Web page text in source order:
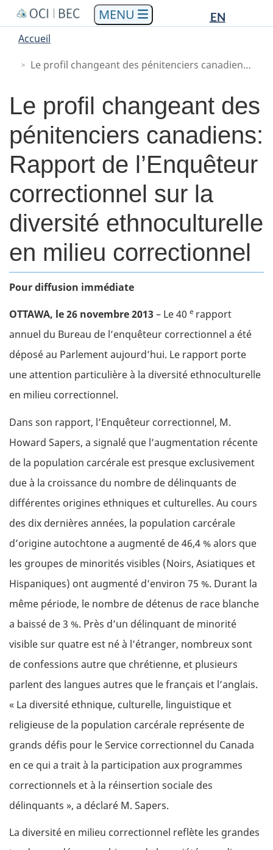
Aller
au
principal
Skip
to
government"
Passer
à
version
HTML
Main
EN
You
here
Accueil
Le profil changeant des pénitenciers canadiens: Rapport de l’Enquêteur correctionnel sur la diversité ethnoculturelle en milieu correctionnel
Le profil changeant des
pénitenciers canadiens:
Rapport de l’Enquêteur
correctionnel sur la
diversité ethnoculturelle
en milieu correctionnel
Body
Pour diffusion immédiate
OTTAWA, le 26 novembre 2013– Le 40 e rapport
annuel du Bureau de l’enquêteur correctionnel a été
déposé au Parlement aujourd’hui. Le rapport porte
une attention particulière à la diversité ethnoculturelle
en milieu correctionnel.
Dans son rapport, l’Enquêteur correctionnel, M.
Howard Sapers, a signalé que l’augmentation récente
de la population carcérale est presque exclusivement
due à la croissance du nombre de délinquants de
différentes origines ethniques et culturelles. Au cours
des dix dernières années, la population carcérale
d’origine autochtone a augmenté de 46,4 % alors que
les groupes de minorités visibles (Noirs, Asiatiques et
Hispaniques) ont augmenté d’environ 75 %. Durant la
même période, le nombre de détenus de race blanche
a baissé de 3 %. Près d’un délinquant de minorité
visible sur quatre est né à l’étranger, nombreux sont
de confessions autre que chrétienne, et plusieurs
parlent des langues autres que le français et l’anglais.
« La diversité ethnique, culturelle, linguistique et
religieuse de la population carcérale représente de
grands défis pour le Service correctionnel du Canada
en ce qui a trait à la participation aux programmes
correctionnels et à la réinsertion sociale des
délinquants », a déclaré M. Sapers.
La diversité en milieu correctionnel reflète les grandes